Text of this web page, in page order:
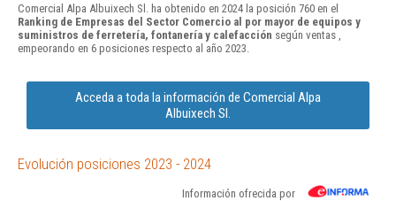
Comercial Alpa Albuixech Sl. ha obtenido en 2024 la posición 760 en el
Ranking de Empresas del Sector Comercio al por mayor de equipos y
suministros de ferretería, fontanería y calefacción según ventas ,
empeorando en 6 posiciones respecto al año 2023.
Acceda a toda la información de Comercial Alpa
Albuixech Sl.
Evolución posiciones 2023 - 2024
Información ofrecida por